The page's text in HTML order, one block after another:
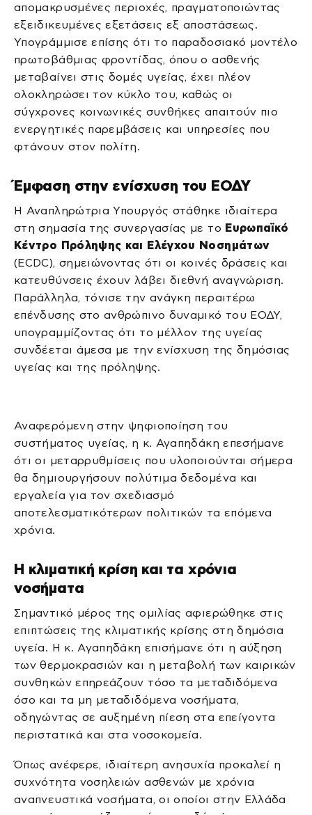
απομακρυσμένες περιοχές, πραγματοποιώντας
εξειδικευμένες εξετάσεις εξ αποστάσεως.
Υπογράμμισε επίσης ότι το παραδοσιακό μοντέλο
πρωτοβάθμιας φροντίδας, όπου ο ασθενής
μεταβαίνει στις δομές υγείας, έχει πλέον
ολοκληρώσει τον κύκλο του, καθώς οι
σύγχρονες κοινωνικές συνθήκες απαιτούν πιο
ενεργητικές παρεμβάσεις και υπηρεσίες που
φτάνουν στον πολίτη.
Έμφαση στην ενίσχυση του ΕΟΔΥ
Η Αναπληρώτρια Υπουργός στάθηκε ιδιαίτερα
στη σημασία της συνεργασίας με το Ευρωπαϊκό
Κέντρο Πρόληψης και Ελέγχου Νοσημάτων
(ECDC), σημειώνοντας ότι οι κοινές δράσεις και
κατευθύνσεις έχουν λάβει διεθνή αναγνώριση.
Παράλληλα, τόνισε την ανάγκη περαιτέρω
επένδυσης στο ανθρώπινο δυναμικό του ΕΟΔΥ,
υπογραμμίζοντας ότι το μέλλον της υγείας
συνδέεται άμεσα με την ενίσχυση της δημόσιας
υγείας και της πρόληψης.
Αναφερόμενη στην ψηφιοποίηση του
συστήματος υγείας, η κ. Αγαπηδάκη επεσήμανε
ότι οι μεταρρυθμίσεις που υλοποιούνται σήμερα
θα δημιουργήσουν πολύτιμα δεδομένα και
εργαλεία για τον σχεδιασμό
αποτελεσματικότερων πολιτικών τα επόμενα
χρόνια.
Η κλιματική κρίση και τα χρόνια
νοσήματα
Σημαντικό μέρος της ομιλίας αφιερώθηκε στις
επιπτώσεις της κλιματικής κρίσης στη δημόσια
υγεία. Η κ. Αγαπηδάκη επισήμανε ότι η αύξηση
των θερμοκρασιών και η μεταβολή των καιρικών
συνθηκών επηρεάζουν τόσο τα μεταδιδόμενα
όσο και τα μη μεταδιδόμενα νοσήματα,
οδηγώντας σε αυξημένη πίεση στα επείγοντα
περιστατικά και στα νοσοκομεία.
Όπως ανέφερε, ιδιαίτερη ανησυχία προκαλεί η
συχνότητα νοσηλειών ασθενών με χρόνια
αναπνευστικά νοσήματα, οι οποίοι στην Ελλάδα